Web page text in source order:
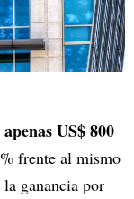
US$ 800
frente al mismo
ganancia por